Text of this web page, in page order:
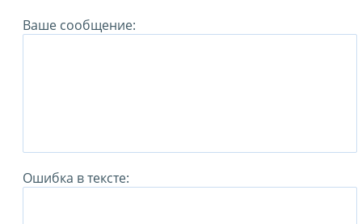
Ваше сообщение:
Ошибка в тексте: